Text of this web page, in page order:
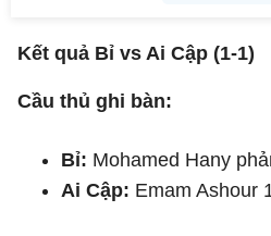
Kết quả Bỉ vs Ai Cập (1-1)
Cầu thủ ghi bàn:
Bỉ: Mohamed Hany
Ai Cập: Emam Ashour